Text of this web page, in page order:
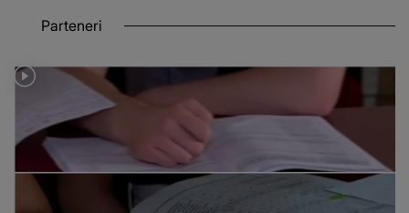
Parteneri